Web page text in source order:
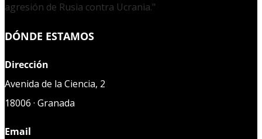
agresión de Rusia contra Ucrania."
DÓNDE ESTAMOS
Dirección
Avenida de la Ciencia, 2
18006 · Granada
Email